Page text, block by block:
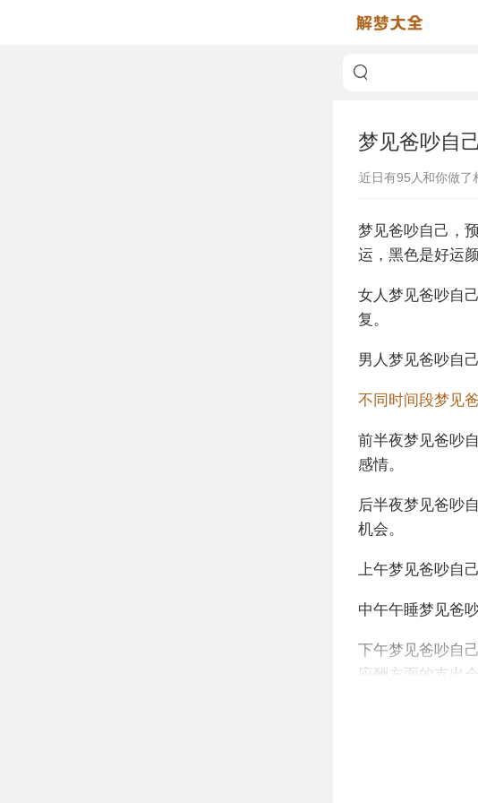
梦见爸吵自己
近日有95 人和你做了
梦见爸吵自己，
运，黑色是好运
女人梦见爸吵自
复。
男人梦见爸吵自
不同时间段梦见
前半夜梦见爸吵
感情。
后半夜梦见爸吵
机会。
上午梦见爸吵自
中午午睡梦见爸
下午梦见爸吵自
应酬方面的支出